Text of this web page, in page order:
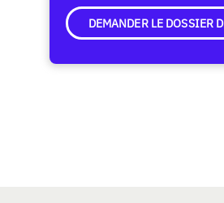
DEMANDER LE DOSSIER